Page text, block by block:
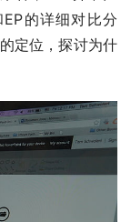
的详细对比分
定位，探讨为什